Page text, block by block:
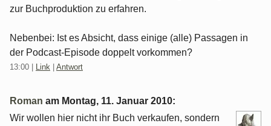
zur Buchproduktion zu erfahren.
Nebenbei: Ist es Absicht, dass einige (alle) Passagen in
der Podcast-Episode doppelt vorkommen?
13:00 | Link | Antwort
Roman am Montag, 11. Januar 2010:
Wir wollen hier nicht ihr Buch verkaufen, sondern